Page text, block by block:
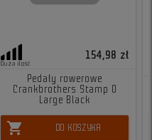
Duża ilość
154,98 zł
Pedały rowerowe
Crankbrothers Stamp 0
Large Black
shopping_cart DO KOSZYKA